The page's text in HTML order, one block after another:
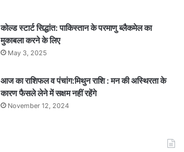
कोल्ड स्टार्ट सिद्धांत: पाकिस्तान के परमाणु ब्लैकमेल का
मुकाबला करने के लिए
May 3, 2025
आज का राशिफल व पंचांग:मिथुन राशि : मन की अस्थिरता के
कारण फैसले लेने में सक्षम नहीं रहेंगे
November 12, 2024